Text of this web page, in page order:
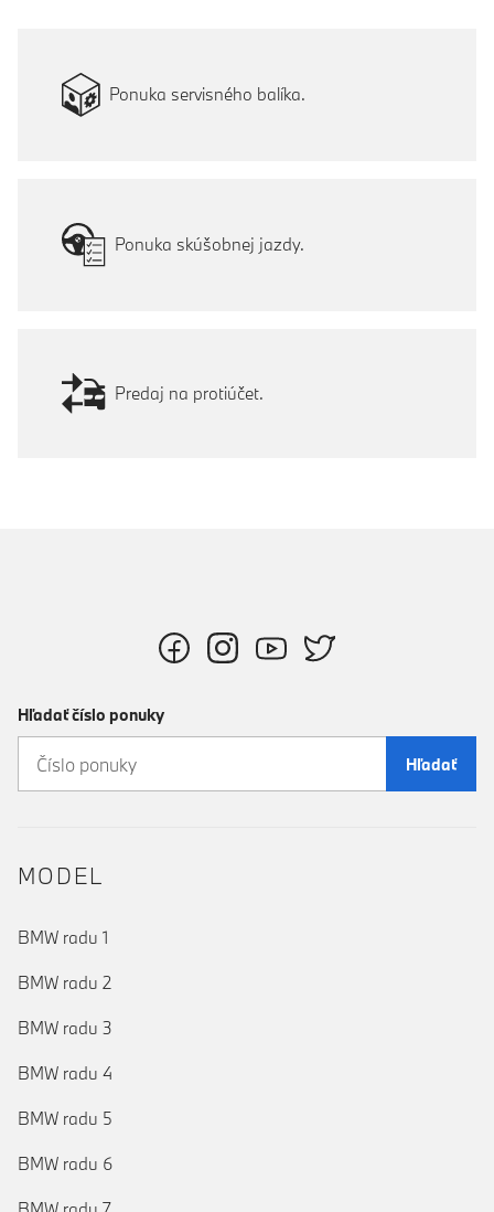
Ponuka servisného balíka.
Ponuka skúšobnej jazdy.
Predaj na protiúčet.
Hľadať číslo ponuky
Hľadať
MODEL
BMW radu 1
BMW radu 2
BMW radu 3
BMW radu 4
BMW radu 5
BMW radu 6